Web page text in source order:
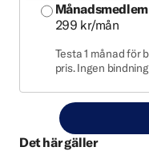
Månadsmedlem
299 kr/mån
Testa 1 månad för
pris. Ingen
Det här gäller